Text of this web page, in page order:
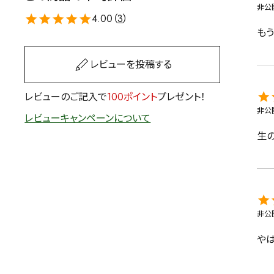
健康茶 ハーブティー
容量を選択
500g
4.00（3）
レビューを投稿する
レビューのご記入で100ポイントプレゼント！
レビューキャンペーンについて
非公
も
非公
生
非公
や